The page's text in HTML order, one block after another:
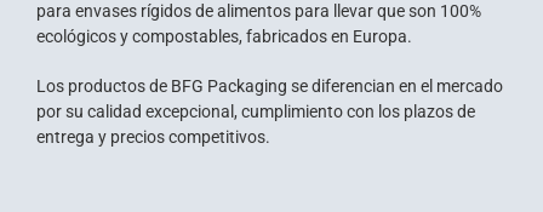
para envases rígidos de alimentos para llevar que son 100%
ecológicos y compostables, fabricados en Europa.
Los productos de BFG Packaging se diferencian en el mercado
por su calidad excepcional, cumplimiento con los plazos de
entrega y precios competitivos.